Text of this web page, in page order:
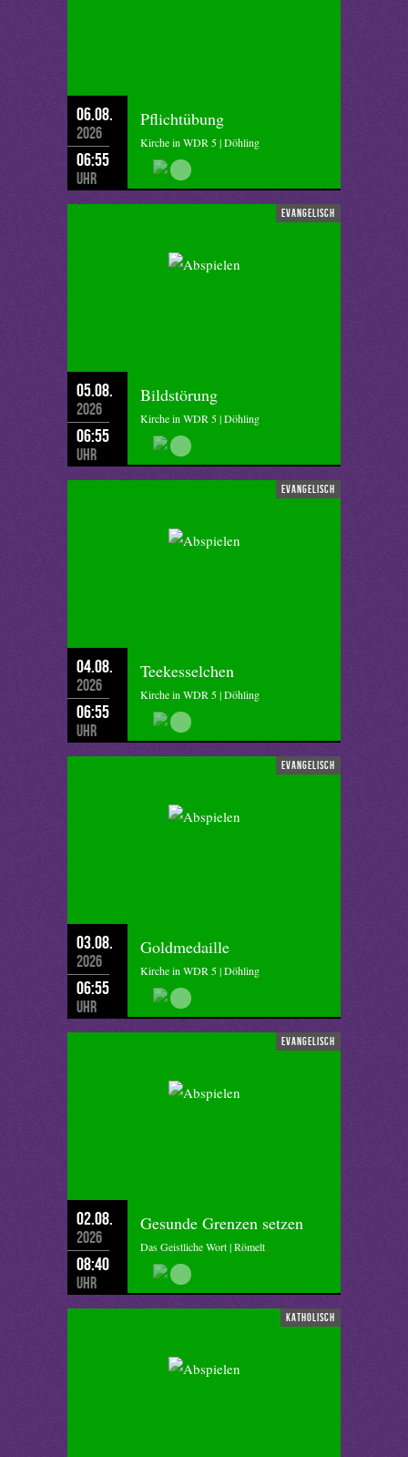
06.08.
2026
06:55
Uhr
Pflichtübung
Kirche in WDR 5 | Döhling
evangelisch
05.08.
2026
06:55
Uhr
Bildstörung
Kirche in WDR 5 | Döhling
evangelisch
04.08.
2026
06:55
Uhr
Teekesselchen
Kirche in WDR 5 | Döhling
evangelisch
03.08.
2026
06:55
Uhr
Goldmedaille
Kirche in WDR 5 | Döhling
evangelisch
02.08.
2026
08:40
Uhr
Gesunde Grenzen setzen
Das Geistliche Wort | Römelt
katholisch